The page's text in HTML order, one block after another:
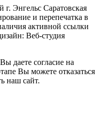
Энгельс Саратовская
и перепечатка в
активной ссылки
Веб-студия
даете согласие на
Вы можете отказаться
наш сайт.